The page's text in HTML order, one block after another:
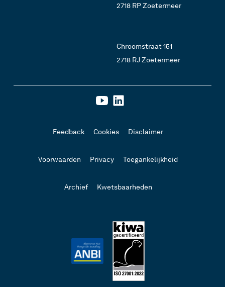
2718 RP Zoetermeer
Chroomstraat 151
2718 RJ Zoetermeer
Feedback Cookies Disclaimer
Voorwaarden Privacy Toegankelijkheid
Archief Kwetsbaarheden